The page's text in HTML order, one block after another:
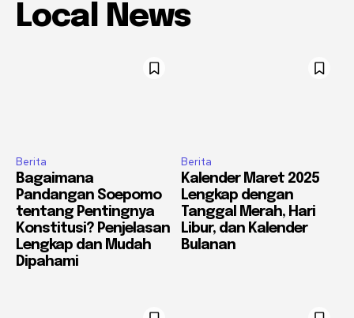
Local News
Berita
Bagaimana
Pandangan Soepomo
tentang Pentingnya
Konstitusi? Penjelasan
Lengkap dan Mudah
Dipahami
Berita
Kalender Maret 2025
Lengkap dengan
Tanggal Merah, Hari
Libur, dan Kalender
Bulanan